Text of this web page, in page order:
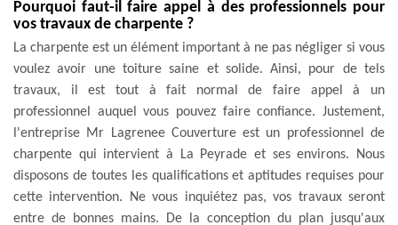
Pourquoi faut-il faire appel à des professionnels pour
vos travaux de charpente ?
La charpente est un élément important à ne pas négliger si vous
voulez avoir une toiture saine et solide. Ainsi, pour de tels
travaux, il est tout à fait normal de faire appel à un
professionnel auquel vous pouvez faire confiance. Justement,
l'entreprise Mr Lagrenee Couverture est un professionnel de
charpente qui intervient à La Peyrade et ses environs. Nous
disposons de toutes les qualifications et aptitudes requises pour
cette intervention. Ne vous inquiétez pas, vos travaux seront
entre de bonnes mains. De la conception du plan jusqu'aux